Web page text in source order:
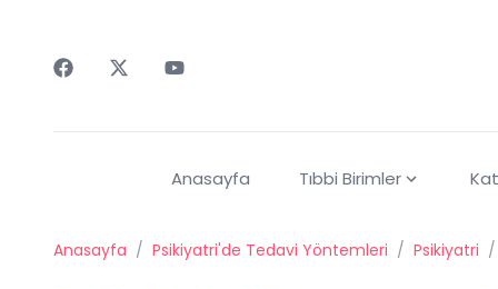
Anasayfa Tıbbi Birimler
Anasayfa / Psikiyatri'de Tedavi Yöntemleri / Psikiyatri /